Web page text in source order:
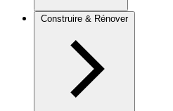
Construire & Rénover